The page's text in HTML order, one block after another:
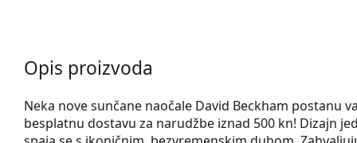
Opis proizvoda
Neka nove sunčane naočale David Beckham postanu
besplatnu dostavu za narudžbe iznad 500 kn! Dizajn